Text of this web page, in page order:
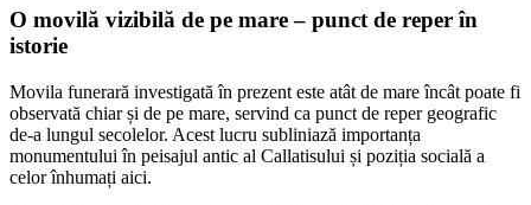
O movilă vizibilă de pe mare – punct de reper în
istorie
Movila funerară investigată în prezent este atât de mare încât poate fi
observată chiar și de pe mare, servind ca punct de reper geografic
de-a lungul secolelor. Acest lucru subliniază importanța
monumentului în peisajul antic al Callatisului și poziția socială a
celor înhumați aici.